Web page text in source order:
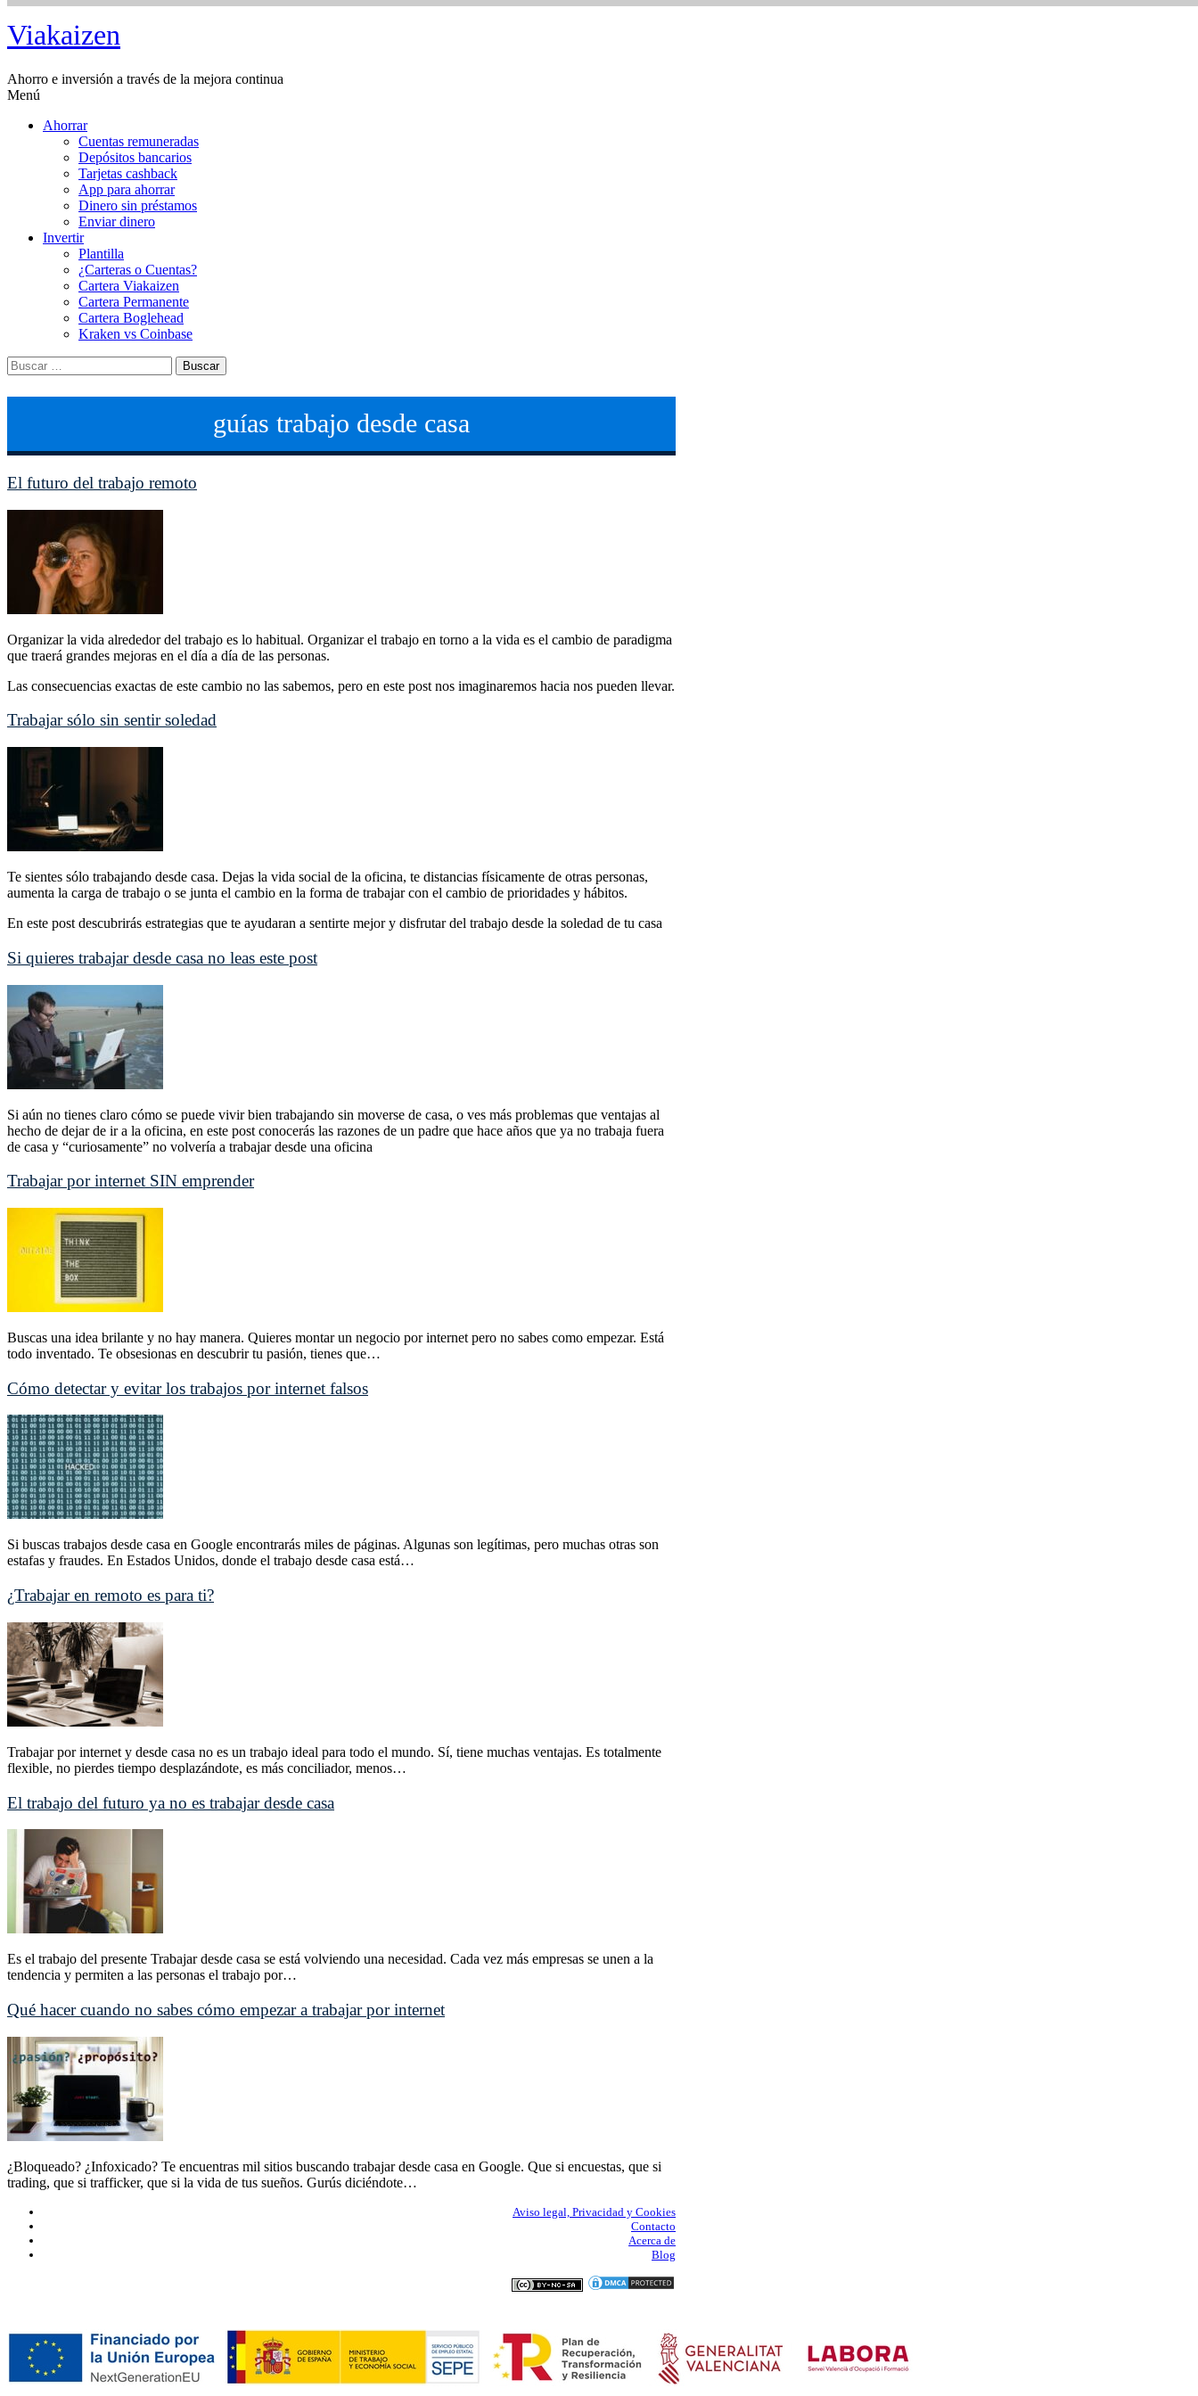
Saltar
al
Viakaizen
Ahorro e inversión a través de la mejora continua
Menú
Ahorrar
Cuentas remuneradas
Depósitos bancarios
Tarjetas cashback
App para ahorrar
Dinero sin préstamos
Enviar dinero
Invertir
Plantilla
¿Carteras o Cuentas?
Cartera Viakaizen
Cartera Permanente
Cartera Boglehead
Kraken vs Coinbase
Buscar:
guías trabajo desde casa
El futuro del trabajo remoto
Organizar la vida alrededor del trabajo es lo habitual. Organizar el trabajo en torno a la vida es el cambio de paradigma
que traerá grandes mejoras en el día a día de las personas.
Las consecuencias exactas de este cambio no las sabemos, pero en este post nos imaginaremos hacia nos pueden llevar.
Trabajar sólo sin sentir soledad
Te sientes sólo trabajando desde casa. Dejas la vida social de la oficina, te distancias físicamente de otras personas,
aumenta la carga de trabajo o se junta el cambio en la forma de trabajar con el cambio de prioridades y hábitos.
En este post descubrirás estrategias que te ayudaran a sentirte mejor y disfrutar del trabajo desde la soledad de tu casa
Si quieres trabajar desde casa no leas este post
Si aún no tienes claro cómo se puede vivir bien trabajando sin moverse de casa, o ves más problemas que ventajas al
hecho de dejar de ir a la oficina, en este post conocerás las razones de un padre que hace años que ya no trabaja fuera
de casa y “curiosamente” no volvería a trabajar desde una oficina
Trabajar por internet SIN emprender
Buscas una idea brilante y no hay manera. Quieres montar un negocio por internet pero no sabes como empezar. Está
todo inventado. Te obsesionas en descubrir tu pasión, tienes que…
Cómo detectar y evitar los trabajos por internet falsos
Si buscas trabajos desde casa en Google encontrarás miles de páginas. Algunas son legítimas, pero muchas otras son
estafas y fraudes. En Estados Unidos, donde el trabajo desde casa está…
¿Trabajar en remoto es para ti?
Trabajar por internet y desde casa no es un trabajo ideal para todo el mundo. Sí, tiene muchas ventajas. Es totalmente
flexible, no pierdes tiempo desplazándote, es más conciliador, menos…
El trabajo del futuro ya no es trabajar desde casa
Es el trabajo del presente Trabajar desde casa se está volviendo una necesidad. Cada vez más empresas se unen a la
tendencia y permiten a las personas el trabajo por…
Qué hacer cuando no sabes cómo empezar a trabajar por internet
¿Bloqueado? ¿Infoxicado? Te encuentras mil sitios buscando trabajar desde casa en Google. Que si encuestas, que si
trading, que si trafficker, que si la vida de tus sueños. Gurús diciéndote…
Aviso legal, Privacidad y Cookies
Contacto
Acerca de
Blog